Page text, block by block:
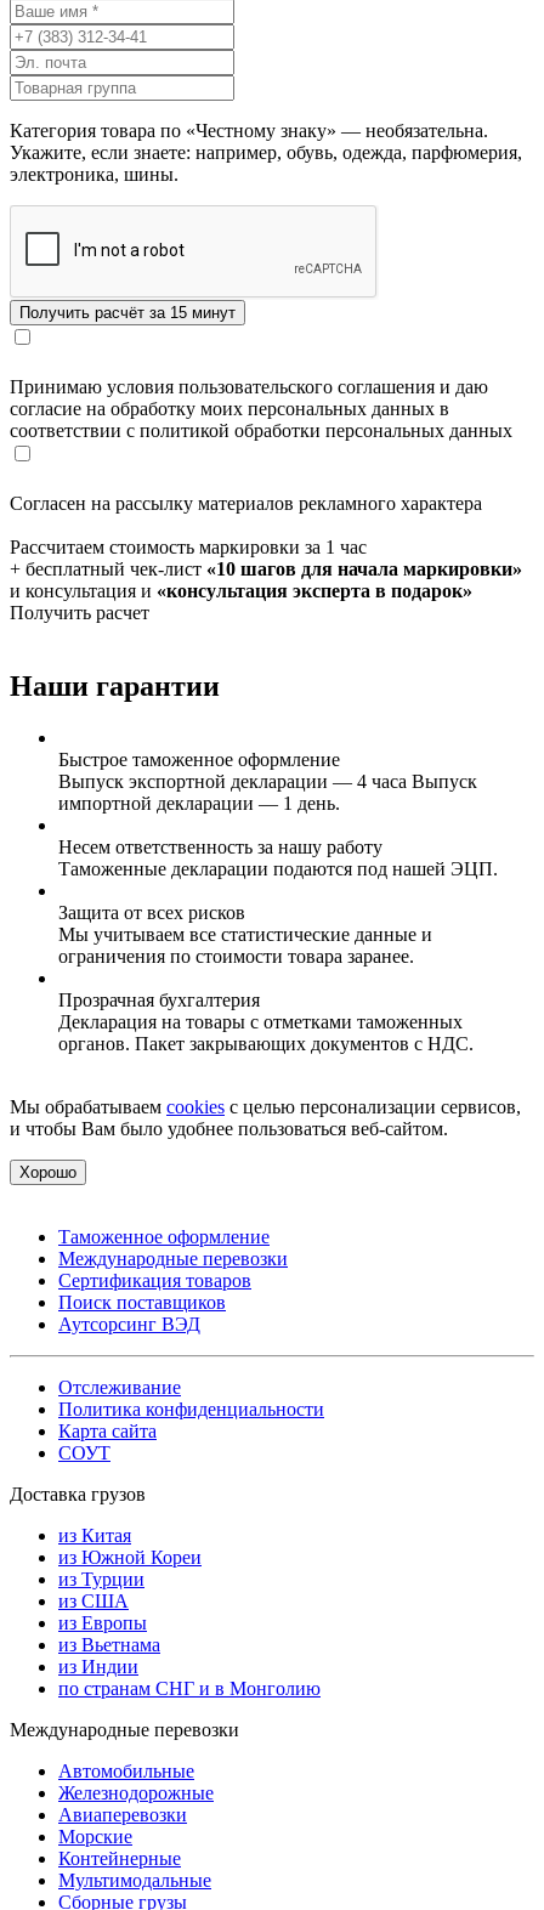
Категория товара по «Честному знаку» — необязательна.
Укажите, если знаете: например, обувь, одежда, парфюмерия,
электроника, шины.
Принимаю условия пользовательского соглашения и даю
согласие на обработку моих персональных данных в
соответствии с политикой обработки персональных данных
Согласен на рассылку материалов рекламного характера
Рассчитаем стоимость маркировки за 1 час
+ бесплатный чек-лист «10 шагов для начала маркировки»
и консультация и «консультация эксперта в подарок»
Получить расчет
Наши гарантии
Быстрое таможенное оформление
Выпуск экспортной декларации — 4 часа Выпуск
импортной декларации — 1 день.
Несем ответственность за нашу работу
Таможенные декларации подаются под нашей ЭЦП.
Защита от всех рисков
Мы учитываем все статистические данные и
ограничения по стоимости товара заранее.
Прозрачная бухгалтерия
Декларация на товары с отметками таможенных
органов. Пакет закрывающих документов с НДС.
Мы обрабатываем cookies с целью персонализации сервисов,
и чтобы Вам было удобнее пользоваться веб-сайтом.
Хорошо
Таможенное оформление
Международные перевозки
Сертификация товаров
Поиск поставщиков
Аутсорсинг ВЭД
Отслеживание
Политика конфиденциальности
Карта сайта
СОУТ
Доставка грузов
из Китая
из Южной Кореи
из Турции
из США
из Европы
из Вьетнама
из Индии
по странам СНГ и в Монголию
Международные перевозки
Автомобильные
Железнодорожные
Авиаперевозки
Морские
Контейнерные
Мультимодальные
Сборные грузы